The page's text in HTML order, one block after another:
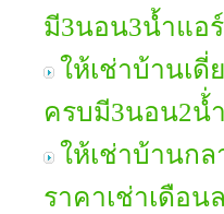
มี3นอน3น้ำแอร์
ให้เช่าบ้านเดี่
ครบมี3นอน2น้่
ให้เช่าบ้านกล
ราคาเช่าเดือน